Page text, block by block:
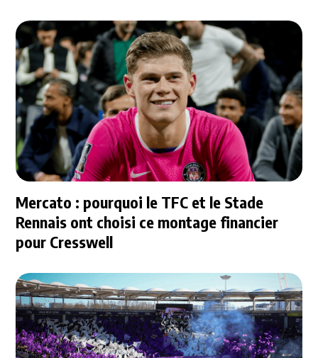
Mercato : pourquoi le TFC et le Stade
Rennais ont choisi ce montage financier
pour Cresswell